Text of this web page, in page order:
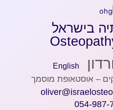
בישראל
English
– אוסטאופת מוסמך
054-987-